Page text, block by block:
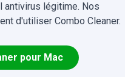
antivirus légitime. Nos
d'utiliser Combo Cleaner.
pour Mac